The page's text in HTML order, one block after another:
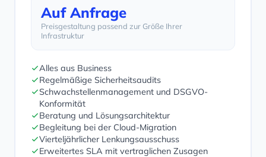
Auf Anfrage
Preisgestaltung passend zur Größe Ihrer
Infrastruktur
Alles aus Business
Regelmäßige Sicherheitsaudits
Schwachstellenmanagement und DSGVO-
Konformität
Beratung und Lösungsarchitektur
Begleitung bei der Cloud-Migration
Vierteljährlicher Lenkungsausschuss
Erweitertes SLA mit vertraglichen Zusagen